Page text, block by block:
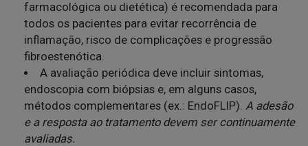
farmacológica ou dietética) é recomendada para
todos os pacientes para evitar recorrência de
inflamação, risco de complicações e progressão
fibroestenótica.
A avaliação periódica deve incluir sintomas,
endoscopia com biópsias e, em alguns casos,
métodos complementares (ex.: EndoFLIP). A adesão
e a resposta ao tratamento devem ser continuamente
avaliadas.